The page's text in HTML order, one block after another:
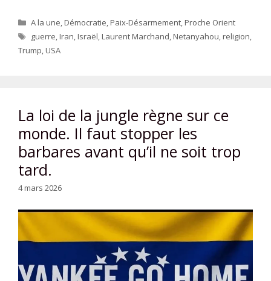
Catégories
A la une,Démocratie,Paix-Désarmement,Proche Orient
Étiquettes
guerre,Iran,Israël,Laurent Marchand,Netanyahou,religion,
Trump,USA
La loi de la jungle règne sur ce
monde. Il faut stopper les
barbares avant qu’il ne soit trop
tard.
4 mars 2026